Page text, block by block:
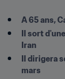
A 65 ans,
Il sort
Iran
Il dirigera
mars